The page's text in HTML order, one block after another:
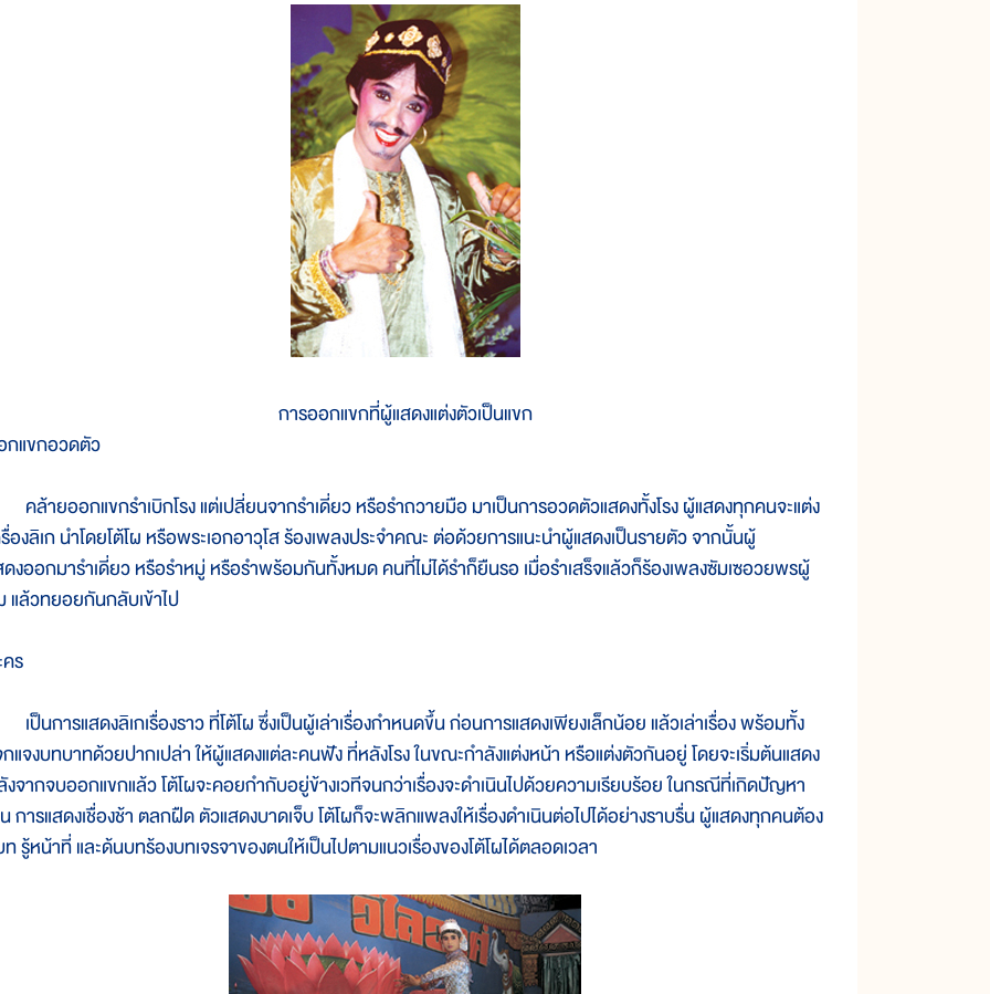
การออกแขกที่ผู้แสดงแต่งตัวเป็นแขก
กแขกอวดตัว
ยออกแขกรำเบิกโรง แต่เปลี่ยนจากรำเดี่ยว หรือรำถวายมือ มาเป็นการอวดตัวแสดงทั้งโรง ผู้แสดงทุกคนจะแต่ง
องลิเก นำโดยโต้โผ หรือพระเอกอาวุโส ร้องเพลงประจำคณะ ต่อด้วยการแนะนำผู้แสดงเป็นรายตัว จากนั้นผู้
งออกมารำเดี่ยว หรือรำหมู่ หรือรำพร้อมกันทั้งหมด คนที่ไม่ได้รำก็ยืนรอ เมื่อรำเสร็จแล้วก็ร้องเพลงซัมเซอวยพรผู้
แล้วทยอยกันกลับเข้าไป
ร
การแสดงลิเกเรื่องราว ที่โต้โผ ซึ่งเป็นผู้เล่าเรื่องกำหนดขึ้น ก่อนการแสดงเพียงเล็กน้อย แล้วเล่าเรื่อง พร้อมทั้ง
แจงบทบาทด้วยปากเปล่า ให้ผู้แสดงแต่ละคนฟัง ที่หลังโรง ในขณะกำลังแต่งหน้า หรือแต่งตัวกันอยู่ โดยจะเริ่มต้นแสดง
จากจบออกแขกแล้ว โต้โผจะคอยกำกับอยู่ข้างเวทีจนกว่าเรื่องจะดำเนินไปด้วยความเรียบร้อย ในกรณีที่เกิดปัญหา
การแสดงเชื่องช้า ตลกฝืด ตัวแสดงบาดเจ็บ โต้โผก็จะพลิกแพลงให้เรื่องดำเนินต่อไปได้อย่างราบรื่น ผู้แสดงทุกคนต้อง
รู้หน้าที่ และด้นบทร้องบทเจรจาของตนให้เป็นไปตามแนวเรื่องของโต้โผได้ตลอดเวลา